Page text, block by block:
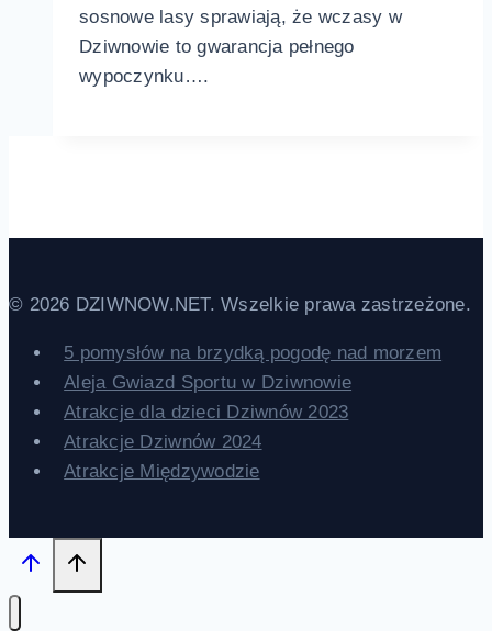
sosnowe lasy sprawiają, że wczasy w
Dziwnowie to gwarancja pełnego
wypoczynku….
© 2026 DZIWNOW.NET. Wszelkie prawa zastrzeżone.
5 pomysłów na brzydką pogodę nad morzem
Aleja Gwiazd Sportu w Dziwnowie
Atrakcje dla dzieci Dziwnów 2023
Atrakcje Dziwnów 2024
Atrakcje Międzywodzie